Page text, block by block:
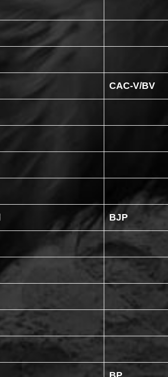
CAC-V/BV
BJP